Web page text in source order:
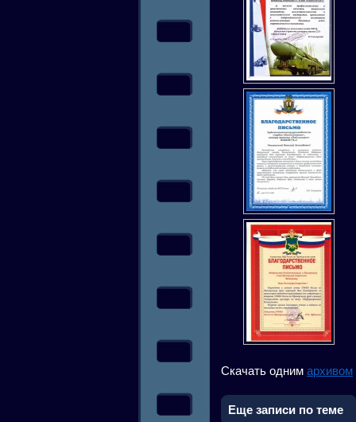
Скачать одним архивом
Еще записи по теме